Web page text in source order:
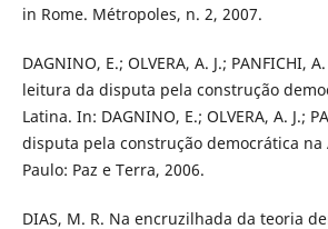
in Rome. Métropoles, n. 2, 2007.
DAGNINO, E.; OLVERA, A. J.; PANFICHI,
leitura da disputa pela construção
Latina. In: DAGNINO, E.; OLVERA, A. J.;
disputa pela construção democrática na
Paulo: Paz e Terra, 2006.
DIAS, M. R. Na encruzilhada da teoria